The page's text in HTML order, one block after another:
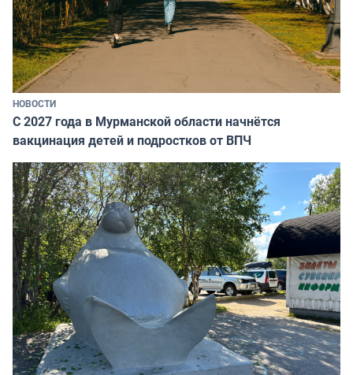
НОВОСТИ
С 2027 года в Мурманской области начнётся
вакцинация детей и подростков от ВПЧ